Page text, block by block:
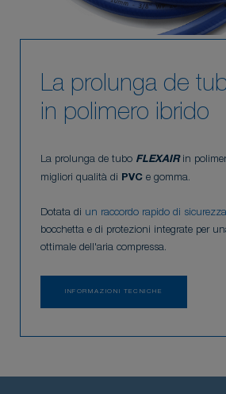
La prolunga de
in polimero ibrido
La prolunga de tubo FLEXAIRin
migliori qualità di
PVC e gomma.
Dotata di un raccordo rapido di sicurezza
bocchetta e di protezioni integrate per
ottimale dell'aria compressa.
INFORMAZIONI TECNICHE